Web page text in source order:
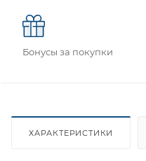
Бонусы за покупки
ХАРАКТЕРИСТИКИ